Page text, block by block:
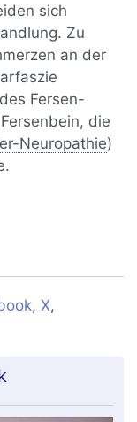
sich
Zu
an der
Fersen-
die
Neuropathie)
,X,